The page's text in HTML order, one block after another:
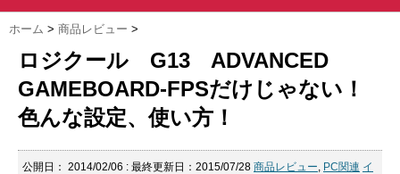
ホーム > 商品レビュー >
ロジクール G13 ADVANCED
GAMEBOARD-FPSだけじゃない！
色んな設定、使い方！
公開日： 2014/02/06 : 最終更新日：2015/07/28 商品レビュー, PC関連 イ